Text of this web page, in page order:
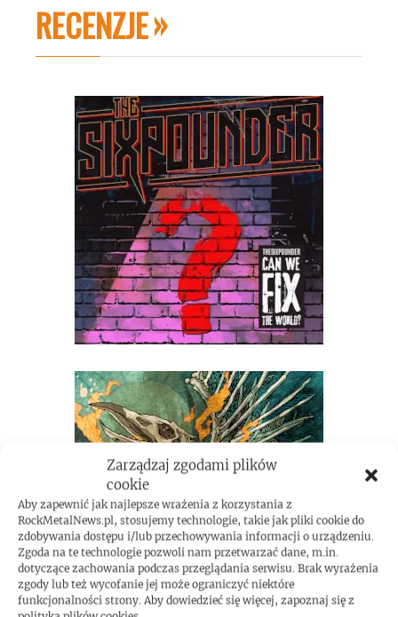
Zarządzaj zgodami plików
cookie
Aby zapewnić jak najlepsze wrażenia z korzystania z
RockMetalNews.pl, stosujemy technologie, takie jak pliki cookie do
zdobywania dostępu i/lub przechowywania informacji o urządzeniu.
Zgoda na te technologie pozwoli nam przetwarzać dane, m.in.
dotyczące zachowania podczas przeglądania serwisu. Brak wyrażenia
zgody lub też wycofanie jej może ograniczyć niektóre
funkcjonalności strony. Aby dowiedzieć się więcej, zapoznaj się z
RECENZJE